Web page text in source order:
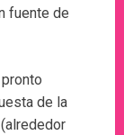
fuente de
de la